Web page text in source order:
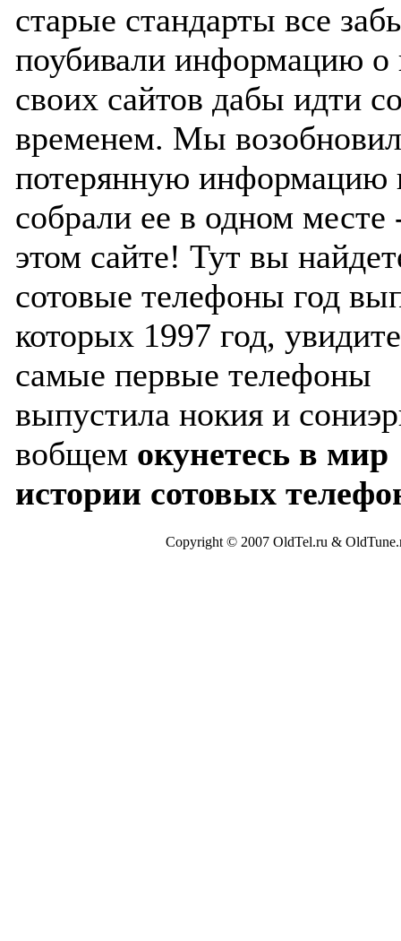
старые стандарты все
поубивали информацию о
своих сайтов дабы идти
временем. Мы
потерянную информацию
собрали ее в одном месте
этом сайте! Тут вы
сотовые телефоны год
которых 1997 год,
самые первые телефоны
выпустила нокия и
вобщем окунетесь в мир
истории сотовых
Copyright © 2007 OldTel.ru &